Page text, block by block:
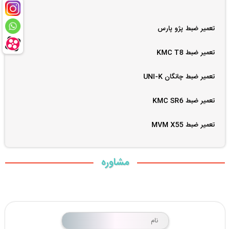
تعمیر ضبط پژو پارس
تعمیر ضبط KMC T8
تعمیر ضبط چانگان UNI-K
تعمیر ضبط KMC SR6
تعمیر ضبط MVM X55
مشاوره